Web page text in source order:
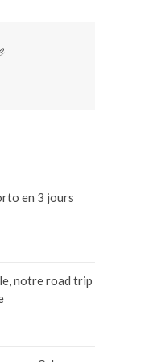
en 3 jours
notre road trip